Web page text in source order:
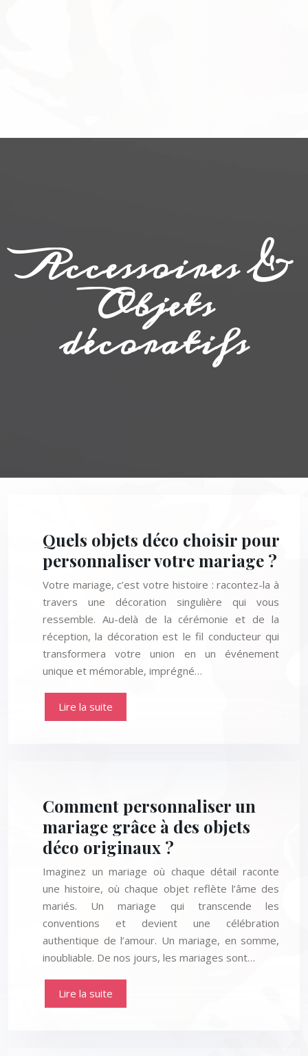
Accessoires &
Objets
décoratifs
Quels objets déco choisir pour
personnaliser votre mariage ?
Votre mariage, c’est votre histoire : racontez-la à
travers une décoration singulière qui vous
ressemble. Au-delà de la cérémonie et de la
réception, la décoration est le fil conducteur qui
transformera votre union en un événement
unique et mémorable, imprégné…
Lire la suite
Comment personnaliser un
mariage grâce à des objets
déco originaux ?
Imaginez un mariage où chaque détail raconte
une histoire, où chaque objet reflète l’âme des
mariés. Un mariage qui transcende les
conventions et devient une célébration
authentique de l’amour. Un mariage, en somme,
inoubliable. De nos jours, les mariages sont…
Lire la suite